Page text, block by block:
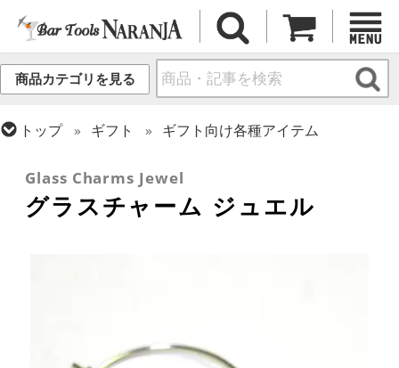
商品カテゴリを見る
トップ ギフト
ギフト向け各種アイテム
Glass Charms Jewel
グラスチャーム ジュエル